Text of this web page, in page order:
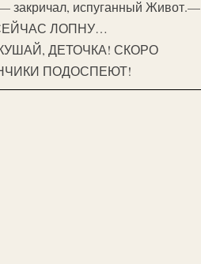
испуганный Живот.—
ЛОПНУ…
ДЕТОЧКА! СКОРО
ПОДОСПЕЮТ!